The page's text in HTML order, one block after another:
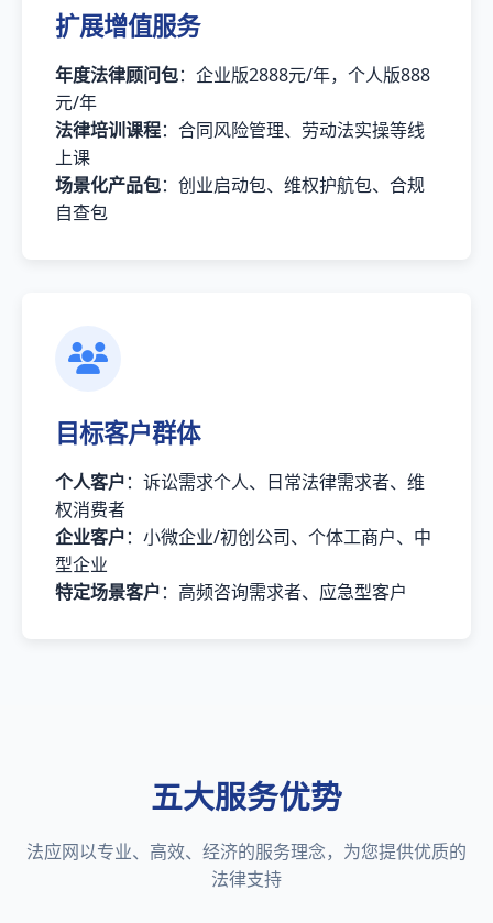
扩展增值服务
年度法律顾问包：企业版2888元/年，个人版888
元/年
法律培训课程：合同风险管理、劳动法实操等线
上课
场景化产品包：创业启动包、维权护航包、合规
自查包
目标客户群体
个人客户：诉讼需求个人、日常法律需求者、维
权消费者
企业客户：小微企业/初创公司、个体工商户、中
型企业
特定场景客户：高频咨询需求者、应急型客户
五大服务优势
法应网以专业、高效、经济的服务理念，为您提供优质的
法律支持